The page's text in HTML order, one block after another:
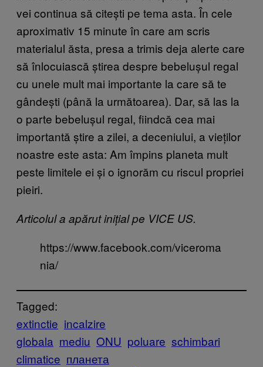
vei continua să citești pe tema asta. În cele
aproximativ 15 minute în care am scris
materialul ăsta, presa a trimis deja alerte care
să înlocuiască știrea despre bebelușul regal
cu unele mult mai importante la care să te
gândești (până la următoarea). Dar, să las la
o parte bebelușul regal, fiindcă cea mai
importantă știre a zilei, a deceniului, a vieților
noastre este asta: Am împins planeta mult
peste limitele ei și o ignorăm cu riscul propriei
pieiri.
Articolul a apărut inițial pe VICE US.
https://www.facebook.com/viceroma
nia/
Tagged:
extinctie incalzire
globala mediu ONU poluare schimbari
climatice планета